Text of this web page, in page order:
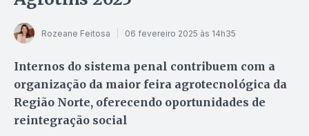
Rozeane Feitosa 06 fevereiro 2025 às 14h35
Internos do sistema penal contribuem com a
organização da maior feira agrotecnológica da
Região Norte, oferecendo oportunidades de
reintegração social